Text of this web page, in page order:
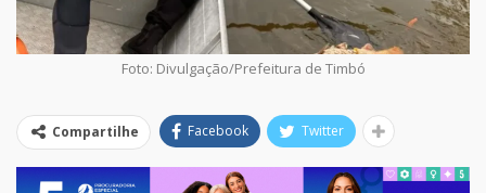
Foto: Divulgação/Prefeitura de Timbó
Compartilhe Facebook Twitter